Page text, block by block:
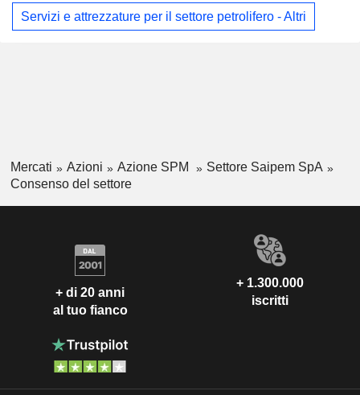
Servizi e attrezzature per il settore petrolifero - Altri
Mercati Azioni Azione SPM
Settore Saipem SpA
Consenso del settore
+ di 20 anni
al tuo fianco
+ 1.300.000
iscritti